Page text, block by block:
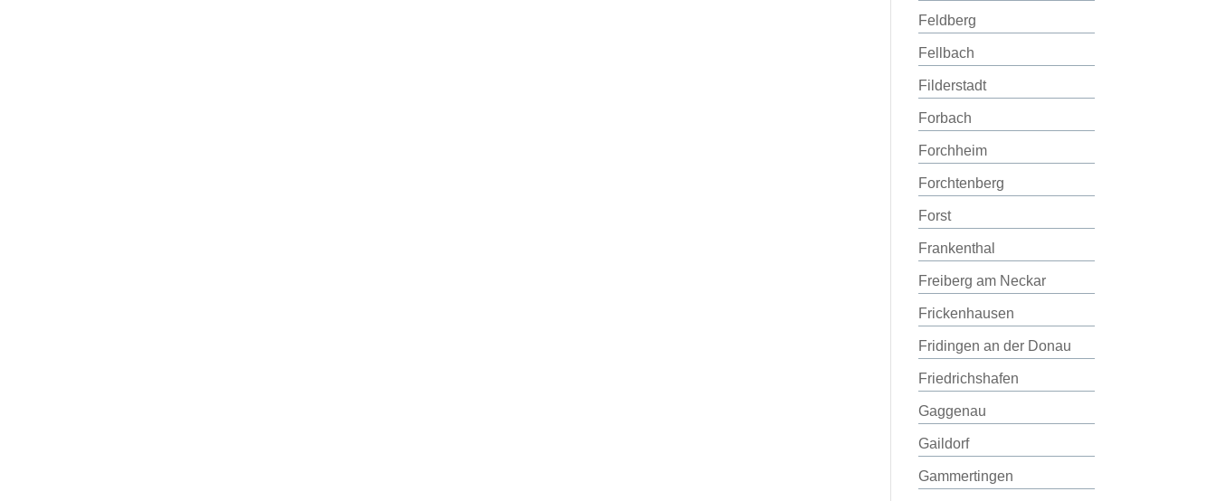
Feldberg
Fellbach
Filderstadt
Forbach
Forchheim
Forchtenberg
Forst
Frankenthal
Freiberg am Neckar
Frickenhausen
Fridingen an der Donau
Friedrichshafen
Gaggenau
Gaildorf
Gammertingen